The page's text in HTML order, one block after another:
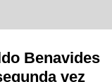
Benavides
vez